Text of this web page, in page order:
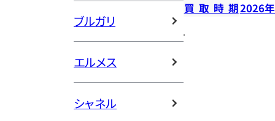
ブルガリ
エルメス
シャネル
買取時期2026